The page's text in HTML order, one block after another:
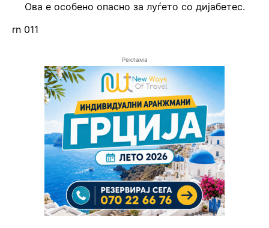
Ова е особено опасно за луѓето со дијабетес.
rn 011
Реклама